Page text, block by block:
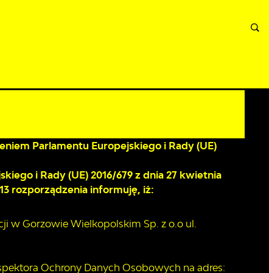
Parlamentu Europejskiego i Rady (UE)
i Rady (UE) 2016/679 z dnia 27 kwietnia
rozporządzenia informuję, iż:
w Gorzowie Wielkopolskim Sp. z o.o ul.
Ochrony Danych Osobowych na adres: